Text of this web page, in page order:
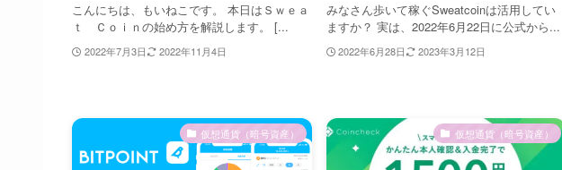
こんにちは、もいねこです。 本日はＳｗｅａ
ｔ Ｃｏｉｎの始め方を解説します。 [...
2022年7月3日 2022年11月4日
みなさん歩いて稼ぐSweatcoinは活用してい
ますか？ 実は、2022年6月22日に公式から...
2022年6月28日 2023年3月12日
仮想通貨（暗号資産） 仮想通貨（暗号資産）